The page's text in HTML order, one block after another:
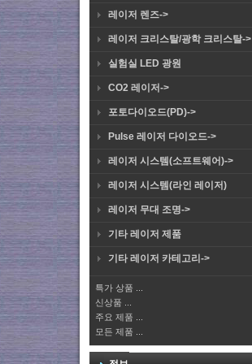
레이저 렌즈->
레이저 크리스탈/광학 크리스탈->
실험실 LED 광원
CO2 레이저->
포토다이오드(PD)->
Pulse 레이저 다이오드->
레이저 시스템(소프트웨어)->
레이저 시스템(라인 레이저)
레이저 무대 조명->
기타 레이저 제품
기타 레이저 카테고리->
특가 상품 ...
신상품 ...
주요 제품 ...
모든 제품 ...